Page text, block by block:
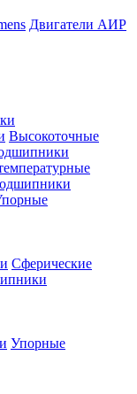
Двигатели АИР
Высокоточные
Сферические
Упорные